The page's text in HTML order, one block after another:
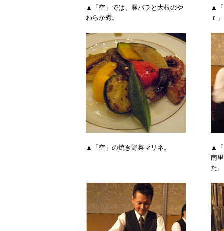
▲「空」では、豚バラと大根のや
わらか煮。
▲
ｒ
▲「空」の焼き野菜マリネ。
▲
南
た。